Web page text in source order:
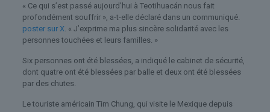
« Ce qui s’est passé aujourd’hui à Teotihuacán nous fait
profondément souffrir », a-t-elle déclaré dans un communiqué.
poster sur X. « J’exprime ma plus sincère solidarité avec les
personnes touchées et leurs familles. »
Six personnes ont été blessées, a indiqué le cabinet de sécurité,
dont quatre ont été blessées par balle et deux ont été blessées
par des chutes.
Le touriste américain Tim Chung, qui visite le Mexique depuis